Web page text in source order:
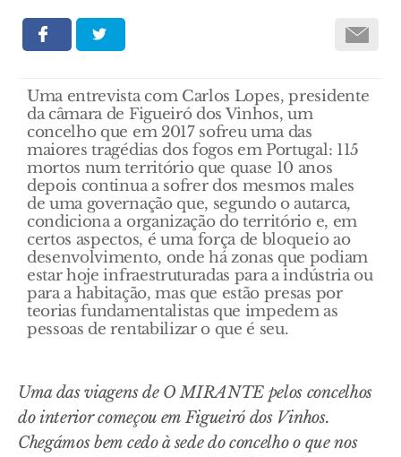
Uma entrevista com Carlos Lopes, presidente
da câmara de Figueiró dos Vinhos, um
concelho que em 2017 sofreu uma das
maiores tragédias dos fogos em Portugal: 115
mortos num território que quase 10 anos
depois continua a sofrer dos mesmos males
de uma governação que, segundo o autarca,
condiciona a organização do território e, em
certos aspectos, é uma força de bloqueio ao
desenvolvimento, onde há zonas que podiam
estar hoje infraestruturadas para a indústria ou
para a habitação, mas que estão presas por
teorias fundamentalistas que impedem as
pessoas de rentabilizar o que é seu.
Uma das viagens de O MIRANTE pelos concelhos
do interior começou em Figueiró dos Vinhos.
Chegámos bem cedo à sede do concelho o que nos